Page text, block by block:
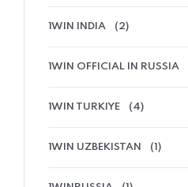
1WIN INDIA (2)
1WIN OFFICIAL IN RUSSIA
1WIN TURKIYE (4)
1WIN UZBEKISTAN (1)